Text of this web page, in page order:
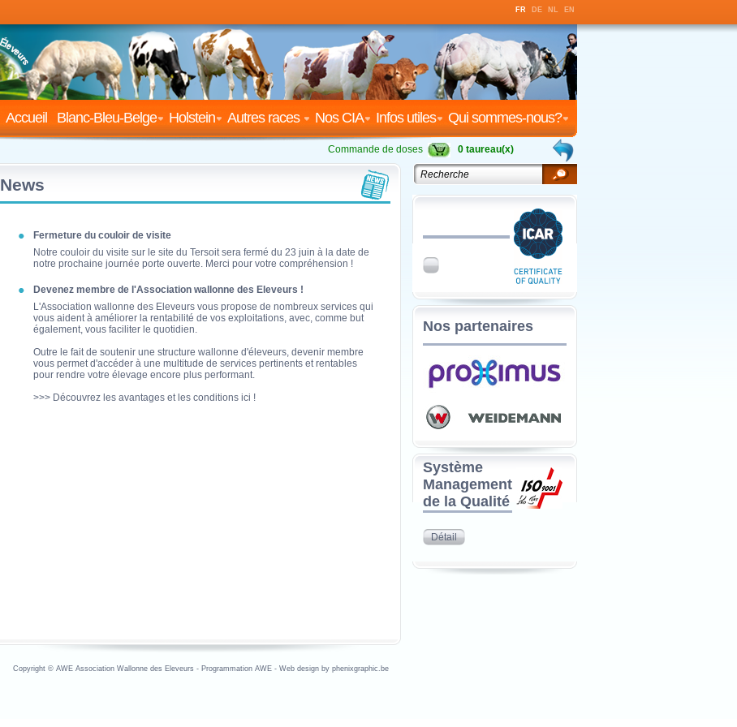
FR DE NL EN
Qui sommes-nous?
Infos utiles
Nos CIA
Autres races
Holstein
Blanc-Bleu-Belge
Accueil
Commande de doses 0 taureau(x)
News
Fermeture du couloir de visite
Notre couloir du visite sur le site du Tersoit sera fermé du 23 juin à la date de
notre prochaine journée porte ouverte. Merci pour votre compréhension !
Devenez membre de l'Association wallonne des Eleveurs !
L'Association wallonne des Eleveurs vous propose de nombreux services qui
vous aident à améliorer la rentabilité de vos exploitations, avec, comme but
également, vous faciliter le quotidien.
Outre le fait de soutenir une structure wallonne d'éleveurs, devenir membre
vous permet d'accéder à une multitude de services pertinents et rentables
pour rendre votre élevage encore plus performant.
>>> Découvrez les avantages et les conditions ici !
Nos partenaires
Système
Management
de la Qualité
Détail
Copyright © AWE Association Wallonne des Eleveurs - Programmation AWE - Web design by phenixgraphic.be